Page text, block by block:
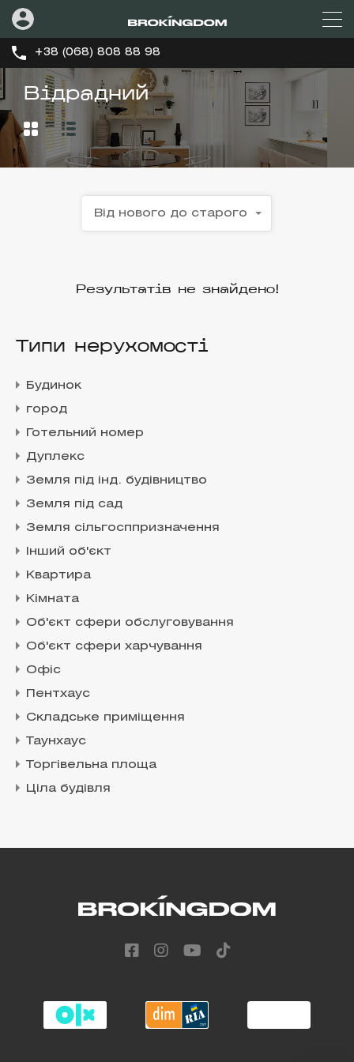
+38 (068) 808 88 98
Відрадний
Від нового до старого
Результатів не знайдено!
Типи нерухомості
Будинок
город
Готельний номер
Дуплекс
Земля під інд. будівництво
Земля під сад
Земля сільгосппризначення
Інший об'єкт
Квартира
Кімната
Об'єкт сфери обслуговування
Об'єкт сфери харчування
Офіс
Пентхаус
Складське приміщення
Таунхаус
Торгівельна площа
Ціла будівля